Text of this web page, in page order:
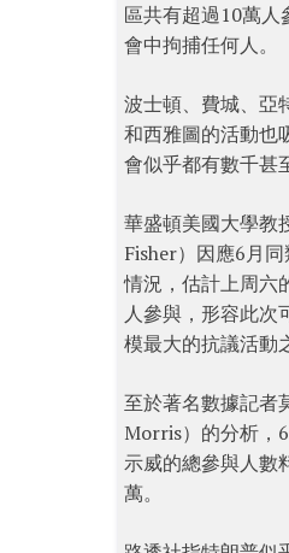
區共有超過10萬
會中拘捕任何人。
波士頓、費城、亞
和西雅圖的活動也
會似乎都有數千甚
華盛頓美國大學教
Fisher）因應6月
情況，估計上周六
人參與，形容此次
模最大的抗議活動
至於著名數據記者
Morris）的分析，
示威的總參與人數
萬。